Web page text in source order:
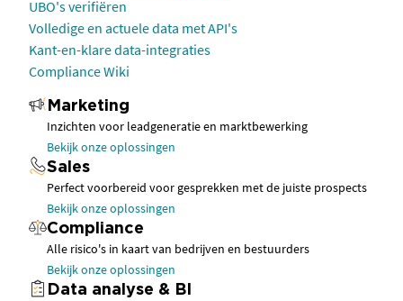
UBO's verifiëren
Volledige en actuele data met API's
Kant-en-klare data-integraties
Compliance Wiki
Marketing
Inzichten voor leadgeneratie en marktbewerking
Bekijk onze oplossingen
Sales
Perfect voorbereid voor gesprekken met de juiste prospects
Bekijk onze oplossingen
Compliance
Alle risico's in kaart van bedrijven en bestuurders
Bekijk onze oplossingen
Data analyse & BI